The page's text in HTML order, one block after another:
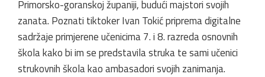
Primorsko-goranskoj županiji, budući majstori svojih
zanata. Poznati tiktoker Ivan Tokić priprema digitalne
sadržaje primjerene učenicima 7. i 8. razreda osnovnih
škola kako bi im se predstavila struka te sami učenici
strukovnih škola kao ambasadori svojih zanimanja.